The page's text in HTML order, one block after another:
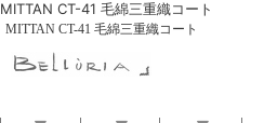
MITTAN CT-41 毛綿三重織コート
MITTAN CT-41 毛綿三重織コート